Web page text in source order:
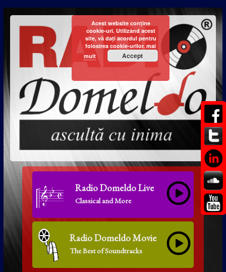
Radio Domeldo Live
Classical and More
Radio Domeldo Movie
The Best of Soundtracks
Acest website conține
cookie-uri. Utilizând acest
site, vă dați acordul pentru
folosirea cookie-urilor. mai
mult
Accept